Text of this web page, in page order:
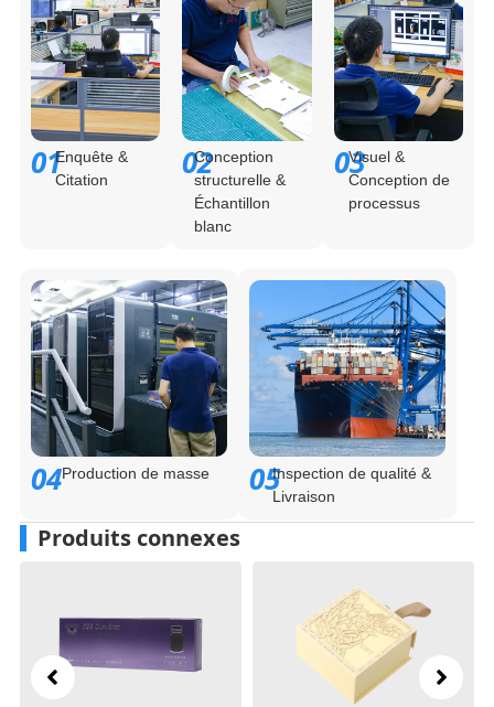
01Enquête &
Citation
02
Conception
structurelle &
Échantillon
blanc
03Visuel &
Conception de
processus
04Production de masse 05Inspection de qualité &
Livraison
Produits connexes